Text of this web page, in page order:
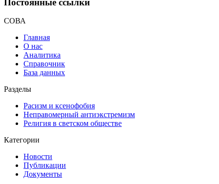
СОВА
Главная
О нас
Аналитика
Справочник
База данных
Разделы
Расизм и ксенофобия
Неправомерный антиэкстремизм
Религия в светском обществе
Категории
Новости
Публикации
Документы